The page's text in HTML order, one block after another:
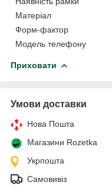
Матеріал
Форм-фактор
Модель телефону
Приховати
Умови доставки
Нова Пошта
Магазини Rozetka
Укрпошта
Самовивіз